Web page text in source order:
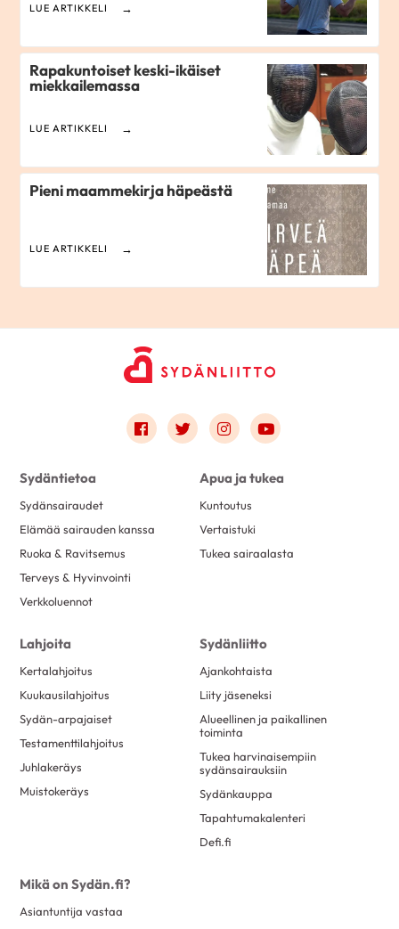
LUE ARTIKKELI
Rapakuntoiset keski-ikäiset
miekkailemassa
LUE ARTIKKELI
Pieni maammekirja häpeästä
LUE ARTIKKELI
Link to facebook
Link to twitter
Link to instagram
Link to youtube
Sydäntietoa
Sydänsairaudet
Elämää sairauden kanssa
Ruoka & Ravitsemus
Terveys & Hyvinvointi
Verkkoluennot
Apua ja tukea
Kuntoutus
Vertaistuki
Tukea sairaalasta
Lahjoita
Kertalahjoitus
Kuukausilahjoitus
Sydän-arpajaiset
Testamenttilahjoitus
Juhlakeräys
Muistokeräys
Sydänliitto
Ajankohtaista
Liity jäseneksi
Alueellinen ja paikallinen
toiminta
Tukea harvinaisempiin
sydänsairauksiin
Sydänkauppa
Tapahtumakalenteri
Defi.fi
Mikä on Sydän.fi?
Asiantuntija vastaa